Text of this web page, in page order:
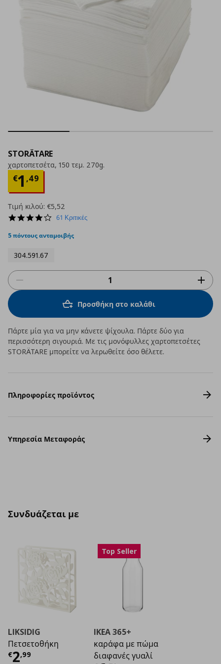
STORÄTARE
χαρτοπετσέτα, 150 τεμ. 270g.
€1 ,49
Τρέχουσα τιμή
Τιμή κιλού: €5,52
4.2
rating
61 Κριτικές
5 πόντους ανταμοιβής
304.591.67
Προσθήκη στο καλάθι
Πάρτε μία για να μην κάνετε ψίχουλα. Πάρτε δύο για
περισσότερη σιγουριά. Με τις μονόφυλλες χαρτοπετσέτες
STORÄTARE μπορείτε να λερωθείτε όσο θέλετε.
Πληροφορίες προϊόντος
Υπηρεσία Μεταφοράς
Συνδυάζεται με
LIKSIDIG
Πετσετοθήκη
€2,99
Τρέχουσα τιμή€ 2,99
Top Seller
IKEA 365+
καράφα με πώμα
διαφανές γυαλί